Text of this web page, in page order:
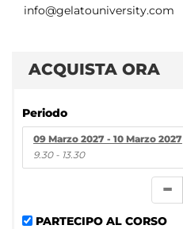
info@gelatouniversity.com
ACQUISTA ORA
Periodo
09 Marzo 2027 - 10 Marzo 2027
9.30 - 13.30
PARTECIPO AL CORSO